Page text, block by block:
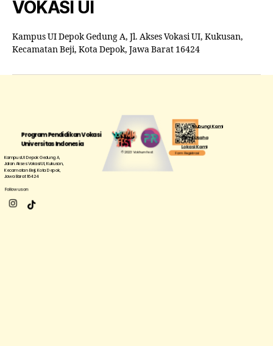
VOKASI UI
Kampus UI Depok Gedung A, Jl. Akses Vokasi UI, Kukusan,
Kecamatan Beji, Kota Depok, Jawa Barat 16424
Program Pendidikan Vokasi
Universitas Indonesia
Kampus UI Depok Gedung A,
Jalan Akses Vokasi UI, Kukusan,
Kecamatan Beji, Kota Depok,
Jawa Barat 16424
Follow us on
© 2023 Vokhumfest Form Registrasi
Hubungi Kami
Mitra Usaha
Lokasi Kami